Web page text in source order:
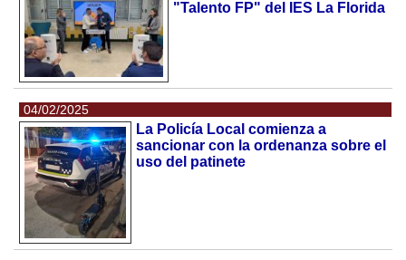
"Talento FP" del IES La Florida
04/02/2025
La Policía Local comienza a
sancionar con la ordenanza sobre el
uso del patinete